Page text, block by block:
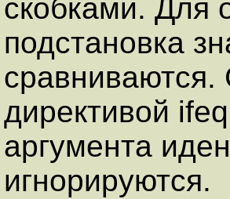
скобками. Для
подстановка
директивой
аргумента
игнорируются.